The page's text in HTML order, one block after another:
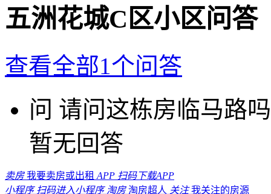
五洲花城C区小区问答
查看全部1个问答
问 请问这栋房临马路
暂无回答
卖房 我要卖房或出租 APP 扫码下载APP
小程序 扫码进入小程序 淘房 淘房超人 关注 我关注的房源